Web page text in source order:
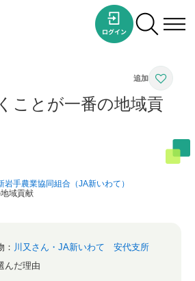
ことが一番の地域貢
岩手農業協同組合（JA新いわて）
域貢献
： 川又さん・JA新いわて 安代支所
んだ理由